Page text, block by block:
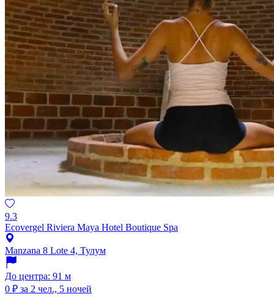
9.3
Ecovergel Riviera Maya Hotel Boutique Spa
Manzana 8 Lote 4, Тулум
До центра: 91 м
0 ₽ за 2 чел., 5 ночей